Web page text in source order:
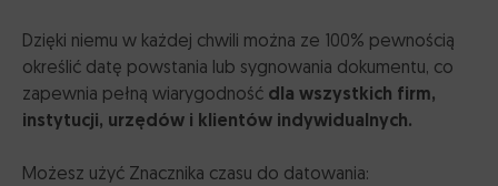
Dzięki niemu w każdej chwili można ze 100% pewnością
określić datę powstania lub sygnowania dokumentu, co
zapewnia pełną wiarygodność dla wszystkich firm,
instytucji, urzędów i klientów indywidualnych.
Możesz użyć Znacznika czasu do datowania: